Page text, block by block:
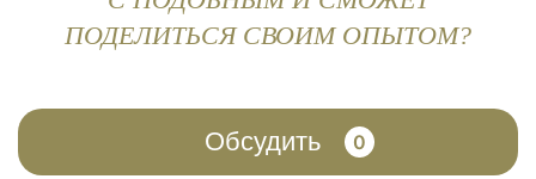
ПОДЕЛИТЬСЯ СВОИМ ОПЫТОМ?
Обсудить 0